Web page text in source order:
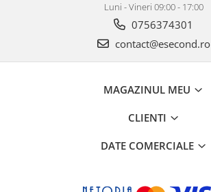
Curatenie si intretinere
Luni - Vineri 09:00 - 17:00
0756374301
contact@esecond.ro
MAGAZINUL MEU
CLIENTI
DATE COMERCIALE